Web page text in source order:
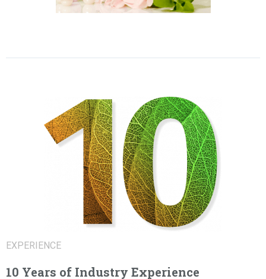
EXPERIENCE
10 Years of Industry Experience